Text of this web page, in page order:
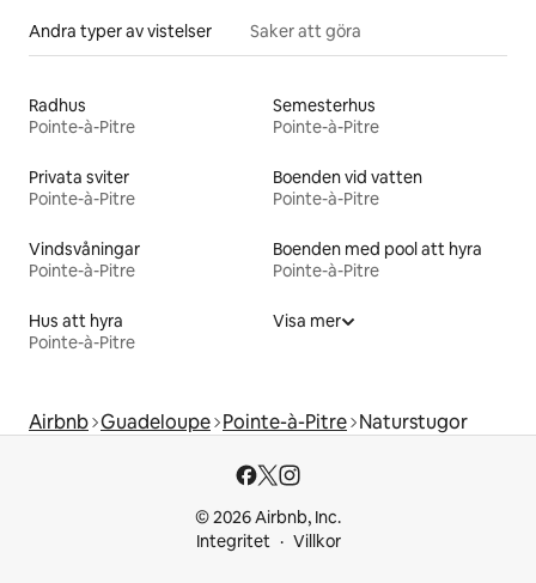
Andra typer av vistelser Saker att göra
Radhus
Pointe-à-Pitre
Semesterhus
Pointe-à-Pitre
Privata sviter
Pointe-à-Pitre
Boenden vid vatten
Pointe-à-Pitre
Vindsvåningar
Pointe-à-Pitre
Boenden med pool att hyra
Pointe-à-Pitre
Hus att hyra
Pointe-à-Pitre
Visa mer
Airbnb Guadeloupe Pointe-à-Pitre Naturstugor
© 2026 Airbnb, Inc.
Integritet
Villkor